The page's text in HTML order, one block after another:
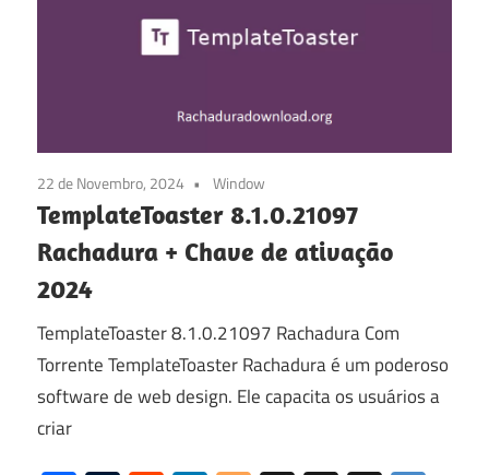
22 de Novembro, 2024 Window
TemplateToaster 8.1.0.21097
Rachadura + Chave de ativação
2024
TemplateToaster 8.1.0.21097 Rachadura Com
Torrente TemplateToaster Rachadura é um poderoso
software de web design. Ele capacita os usuários a
criar